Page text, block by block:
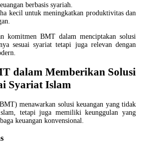
berbasis syariah.
kecil untuk meningkatkan produktivitas dan
komitmen BMT dalam menciptakan solusi
sesuai syariat tetapi juga relevan dengan
dalam Memberikan Solusi
Syariat Islam
menawarkan solusi keuangan yang tidak
tetapi juga memiliki keunggulan yang
keuangan konvensional.